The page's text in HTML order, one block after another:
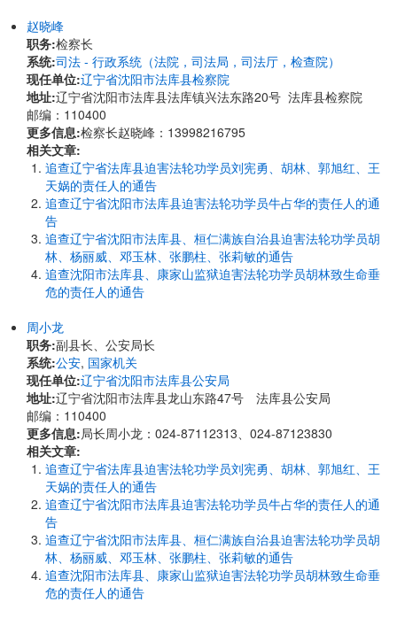
赵晓峰
职务:检察长
系统:司法 - 行政系统（法院，司法局，司法厅，检查院）
现任单位:辽宁省沈阳市法库县检察院
地址:辽宁省沈阳市法库县法库镇兴法东路20号 法库县检察院
邮编：110400
更多信息:检察长赵晓峰：13998216795
相关文章:
追查辽宁省法库县迫害法轮功学员刘宪勇、胡林、郭旭红、王
天娲的责任人的通告
追查辽宁省沈阳市法库县迫害法轮功学员牛占华的责任人的通
告
追查辽宁省沈阳市法库县、桓仁满族自治县迫害法轮功学员胡
林、杨丽威、邓玉林、张鹏柱、张莉敏的通告
追查沈阳市法库县、康家山监狱迫害法轮功学员胡林致生命垂
危的责任人的通告
周小龙
职务:副县长、公安局长
系统:公安, 国家机关
现任单位:辽宁省沈阳市法库县公安局
地址:辽宁省沈阳市法库县龙山东路47号 法库县公安局
邮编：110400
更多信息:局长周小龙：024-87112313、024-87123830
相关文章:
追查辽宁省法库县迫害法轮功学员刘宪勇、胡林、郭旭红、王
天娲的责任人的通告
追查辽宁省沈阳市法库县迫害法轮功学员牛占华的责任人的通
告
追查辽宁省沈阳市法库县、桓仁满族自治县迫害法轮功学员胡
林、杨丽威、邓玉林、张鹏柱、张莉敏的通告
追查沈阳市法库县、康家山监狱迫害法轮功学员胡林致生命垂
危的责任人的通告